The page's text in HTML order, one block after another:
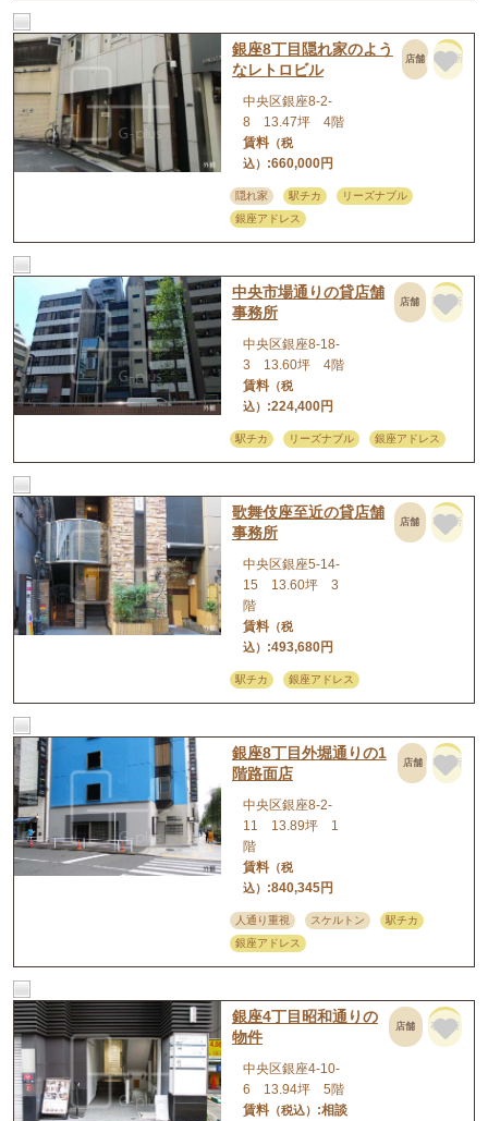
銀座8丁目隠れ家のよう
なレトロビル
店舗 事務所
中央区銀座8-2-
8 13.47坪 4階
賃料（税
込） :660,000円
隠れ家 駅チカ
リーズナブル
銀座アドレス
中央市場通りの貸店舗
事務所
店舗 事務所
中央区銀座8-18-
3 13.60坪 4階
賃料（税
込） :224,400円
駅チカ リーズナブル 銀座アドレス
歌舞伎座至近の貸店舗
事務所
店舗 事務所
中央区銀座5-14-
15 13.60坪 3
階
賃料（税
込） :493,680円
駅チカ 銀座アドレス
銀座8丁目外堀通りの1
階路面店
店舗 事務所
中央区銀座8-2-
11 13.89坪 1
階
賃料（税
込） :840,345円
人通り重視 スケルトン
駅チカ
銀座アドレス
銀座4丁目昭和通りの
物件
店舗 事務所
中央区銀座4-10-
6 13.94坪 5階
賃料（税込） :相談